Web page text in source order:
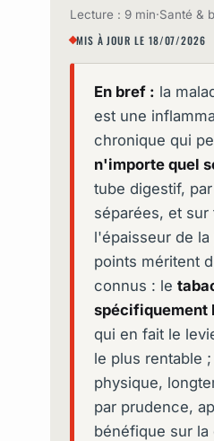
Lecture : 9 min·Santé &
MIS À JOUR LE 18/07/2026
En bref : la
est une
chronique qui
n'importe quel
tube digestif,
séparées, et sur
l'épaisseur de la
points méritent
connus : le
spécifiquement
qui en fait le
le plus rentable
physique,
par prudence,
bénéfique sur la